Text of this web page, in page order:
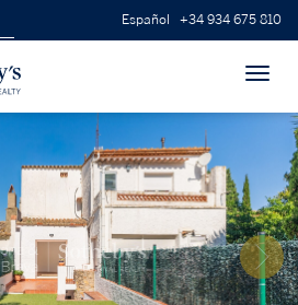
Español +34 934 675 810